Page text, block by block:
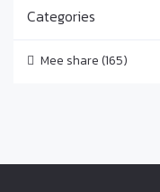
Categories
Mee share(165)